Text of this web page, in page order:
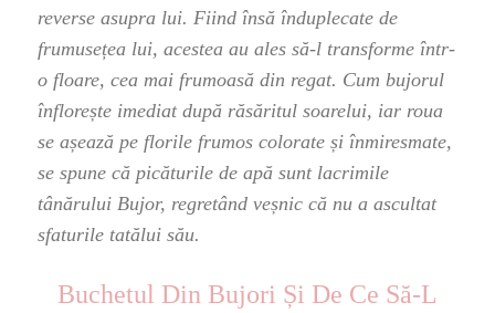
reverse asupra lui. Fiind însă înduplecate de
frumusețea lui, acestea au ales să-l transforme într-
o floare, cea mai frumoasă din regat. Cum bujorul
înflorește imediat după răsăritul soarelui, iar roua
se așează pe florile frumos colorate și înmiresmate,
se spune că picăturile de apă sunt lacrimile
tânărului Bujor, regretând veșnic că nu a ascultat
sfaturile tatălui său.
Buchetul Din Bujori Și De Ce Să-L